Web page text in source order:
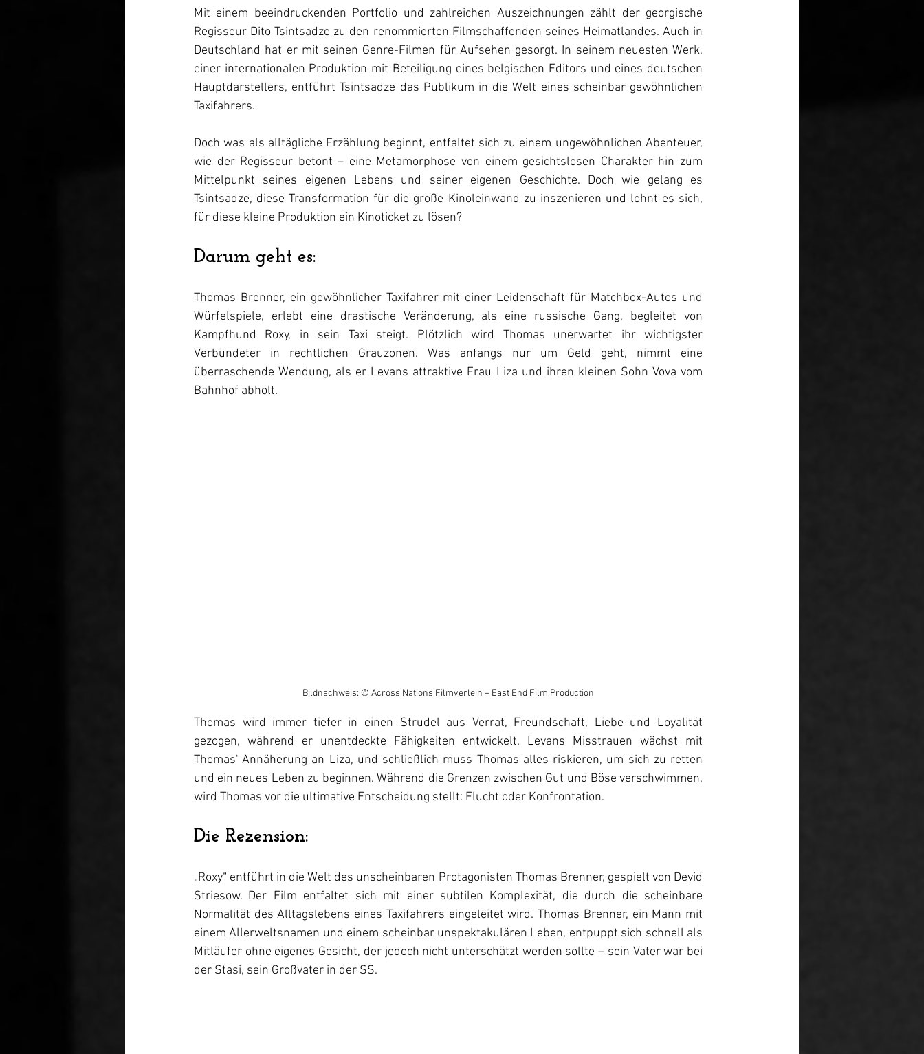
Mit einem beeindruckenden Portfolio und zahlreichen Auszeichnungen zählt der georgische
Regisseur Dito Tsintsadze zu den renommierten Filmschaffenden seines Heimatlandes. Auch in
Deutschland hat er mit seinen Genre-Filmen für Aufsehen gesorgt. In seinem neuesten Werk,
einer internationalen Produktion mit Beteiligung eines belgischen Editors und eines deutschen
Hauptdarstellers, entführt Tsintsadze das Publikum in die Welt eines scheinbar gewöhnlichen
Taxifahrers.
Doch was als alltägliche Erzählung beginnt, entfaltet sich zu einem ungewöhnlichen Abenteuer,
wie der Regisseur betont – eine Metamorphose von einem gesichtslosen Charakter hin zum
Mittelpunkt seines eigenen Lebens und seiner eigenen Geschichte. Doch wie gelang es
Tsintsadze, diese Transformation für die große Kinoleinwand zu inszenieren und lohnt es sich,
für diese kleine Produktion ein Kinoticket zu lösen?
Darum geht es:
Thomas Brenner, ein gewöhnlicher Taxifahrer mit einer Leidenschaft für Matchbox-Autos und
Würfelspiele, erlebt eine drastische Veränderung, als eine russische Gang, begleitet von
Kampfhund Roxy, in sein Taxi steigt. Plötzlich wird Thomas unerwartet ihr wichtigster
Verbündeter in rechtlichen Grauzonen. Was anfangs nur um Geld geht, nimmt eine
überraschende Wendung, als er Levans attraktive Frau Liza und ihren kleinen Sohn Vova vom
Bahnhof abholt.
Bildnachweis: © Across Nations Filmverleih – East End Film Production
Thomas wird immer tiefer in einen Strudel aus Verrat, Freundschaft, Liebe und Loyalität
gezogen, während er unentdeckte Fähigkeiten entwickelt. Levans Misstrauen wächst mit
Thomas' Annäherung an Liza, und schließlich muss Thomas alles riskieren, um sich zu retten
und ein neues Leben zu beginnen. Während die Grenzen zwischen Gut und Böse verschwimmen,
wird Thomas vor die ultimative Entscheidung stellt: Flucht oder Konfrontation.
Die Rezension:
„Roxy“ entführt in die Welt des unscheinbaren Protagonisten Thomas Brenner, gespielt von Devid
Striesow. Der Film entfaltet sich mit einer subtilen Komplexität, die durch die scheinbare
Normalität des Alltagslebens eines Taxifahrers eingeleitet wird. Thomas Brenner, ein Mann mit
einem Allerweltsnamen und einem scheinbar unspektakulären Leben, entpuppt sich schnell als
Mitläufer ohne eigenes Gesicht, der jedoch nicht unterschätzt werden sollte – sein Vater war bei
der Stasi, sein Großvater in der SS.